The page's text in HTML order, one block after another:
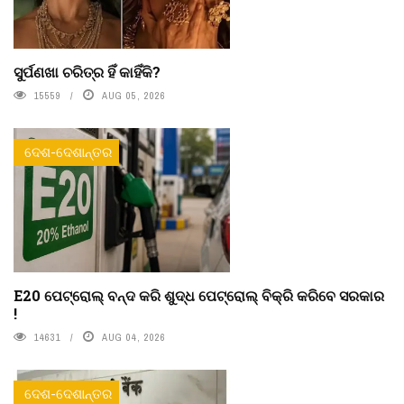
ସୁର୍ପଣଖା ଚରିତ୍ର ହିଁ କାହିଁକି?
15559 AUG 05, 2026
ଦେଶ-ଦେଶାନ୍ତର
E20 ପେଟ୍ରୋଲ୍ ବନ୍ଦ କରି ଶୁଦ୍ଧ ପେଟ୍ରୋଲ୍ ବିକ୍ରି କରିବେ ସରକାର
!
14631 AUG 04, 2026
ଦେଶ-ଦେଶାନ୍ତର